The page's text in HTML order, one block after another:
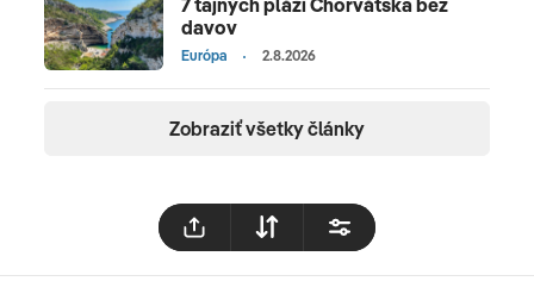
davov
Európa 2.8.2026
Zobraziť všetky články